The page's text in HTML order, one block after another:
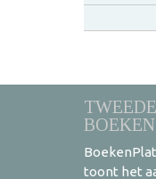
BOEKEN
toont het